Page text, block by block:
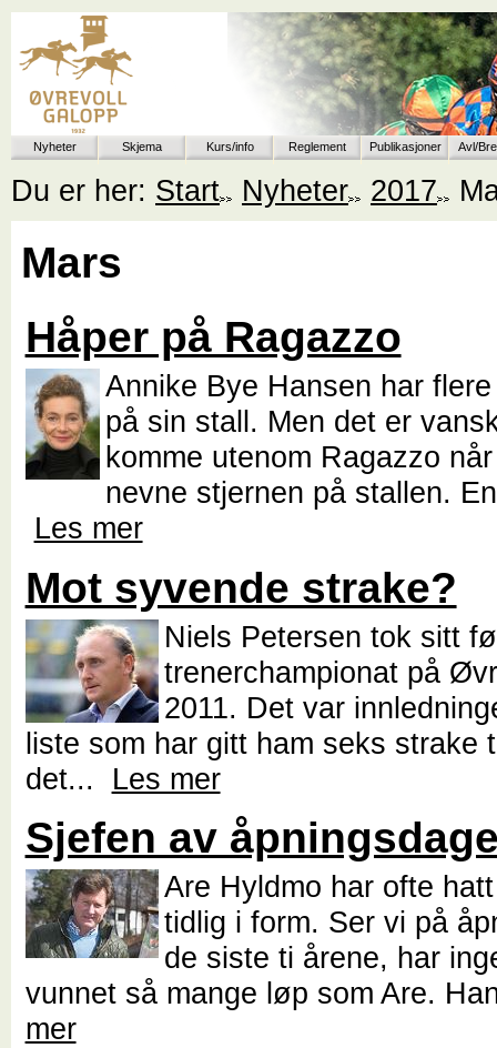
Nyheter Skjema Kurs/info Reglement Publikasjoner Avl/
Du er her: Start Nyheter 2017
Mars
Håper på Ragazzo
Annike Bye Hansen har
på sin stall. Men det er
komme utenom Ragazzo
nevne stjernen på stallen.
Les mer
Mot syvende strake?
Niels Petersen tok sitt
trenerchampionat på
2011. Det var
liste som har gitt ham seks strake
det... Les mer
Sjefen av
Are Hyldmo har ofte
tidlig i form. Ser vi på
de siste ti årene, har
vunnet så mange løp som Are.
mer